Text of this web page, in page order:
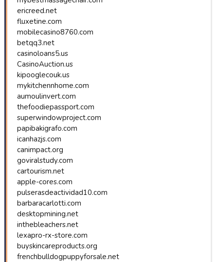
ericreed.net
fluxetine.com
mobilecasino8760.com
betqq3.net
casinoloans5.us
CasinoAuction.us
kipooglecouk.us
mykitchennhome.com
aumoulinvert.com
thefoodiepassport.com
superwindowproject.com
papibakigrafo.com
icanhazjs.com
canimpact.org
goviralstudy.com
cartourism.net
apple-cores.com
pulserasdeactividad10.com
barbaracarlotti.com
desktopmining.net
inthebleachers.net
lexapro-rx-store.com
buyskincareproducts.org
frenchbulldogpuppyforsale.net